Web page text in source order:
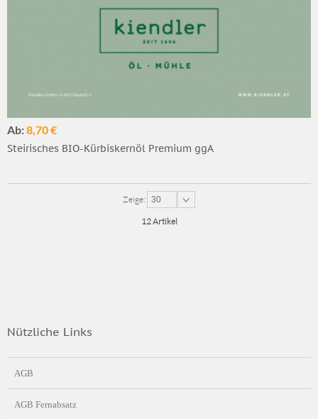
Ab:8,70 €
Steirisches BIO-Kürbiskernöl Premium ggA
Zeige: 30
12 Artikel
Nützliche Links
AGB
AGB Fernabsatz